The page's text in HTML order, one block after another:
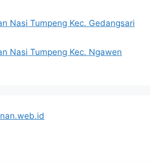
Nasi Tumpeng Kec. Gedangsari
Nasi Tumpeng Kec. Ngawen